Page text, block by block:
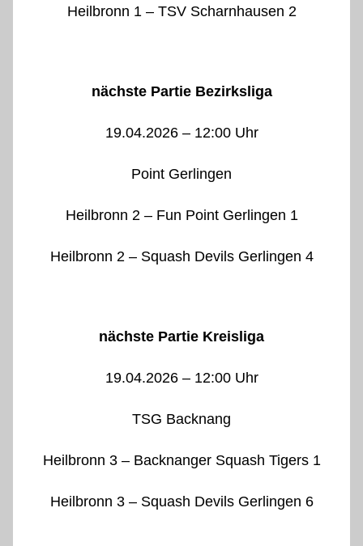
Heilbronn 1 – TSV Scharnhausen 2
nächste Partie Bezirksliga
19.04.2026 – 12:00 Uhr
Point Gerlingen
Heilbronn 2 – Fun Point Gerlingen 1
Heilbronn 2 – Squash Devils Gerlingen 4
nächste Partie Kreisliga
19.04.2026 – 12:00 Uhr
TSG Backnang
Heilbronn 3 – Backnanger Squash Tigers 1
Heilbronn 3 – Squash Devils Gerlingen 6